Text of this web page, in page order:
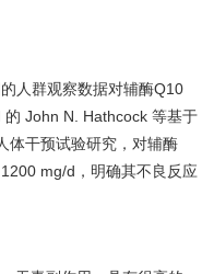
人群观察数据对辅酶Q10
John N. Hathcock 等基于
体干预试验研究，对辅酶
mg/d，明确其不良反应